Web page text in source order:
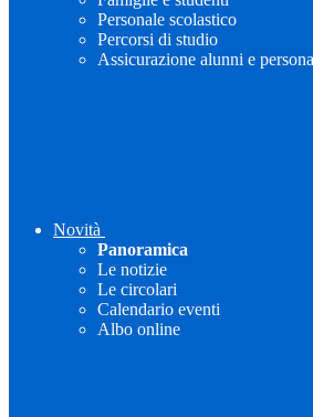
Personale scolastico
Percorsi di studio
Assicurazione alunni e
Novità
Panoramica
Le notizie
Le circolari
Calendario eventi
Albo online